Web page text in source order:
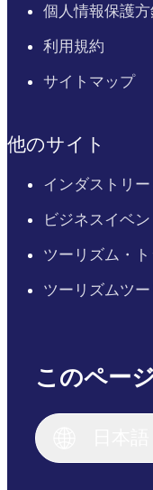
個人情報保護
利用規約
サイトマップ
他のサイト
インダストリ
ビジネスイベン
ツーリズム・
ツーリズムツ
このペー
English (US)